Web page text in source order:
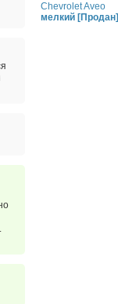
Chevrolet Aveo
мелкий [Продан]